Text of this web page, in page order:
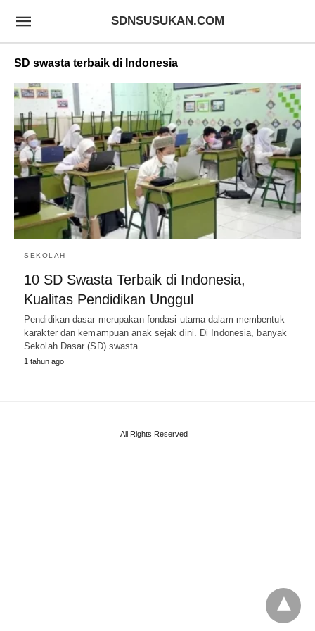
SDNSUSUKAN.COM
SD swasta terbaik di Indonesia
SEKOLAH
10 SD Swasta Terbaik di Indonesia,
Kualitas Pendidikan Unggul
Pendidikan dasar merupakan fondasi utama dalam membentuk
karakter dan kemampuan anak sejak dini. Di Indonesia, banyak
Sekolah Dasar (SD) swasta…
1 tahun ago
All Rights Reserved